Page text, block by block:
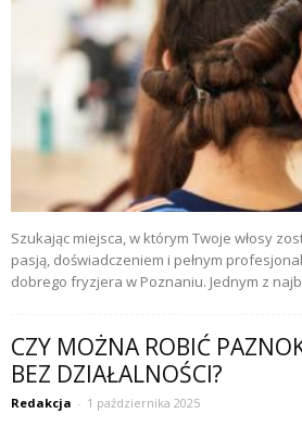
Szukając miejsca, w którym Twoje włosy
pasją, doświadczeniem i pełnym
dobrego fryzjera w Poznaniu. Jednym z
CZY MOŻNA ROBIĆ
BEZ DZIAŁALNOŚCI?
Redakcja - 1 października 2025